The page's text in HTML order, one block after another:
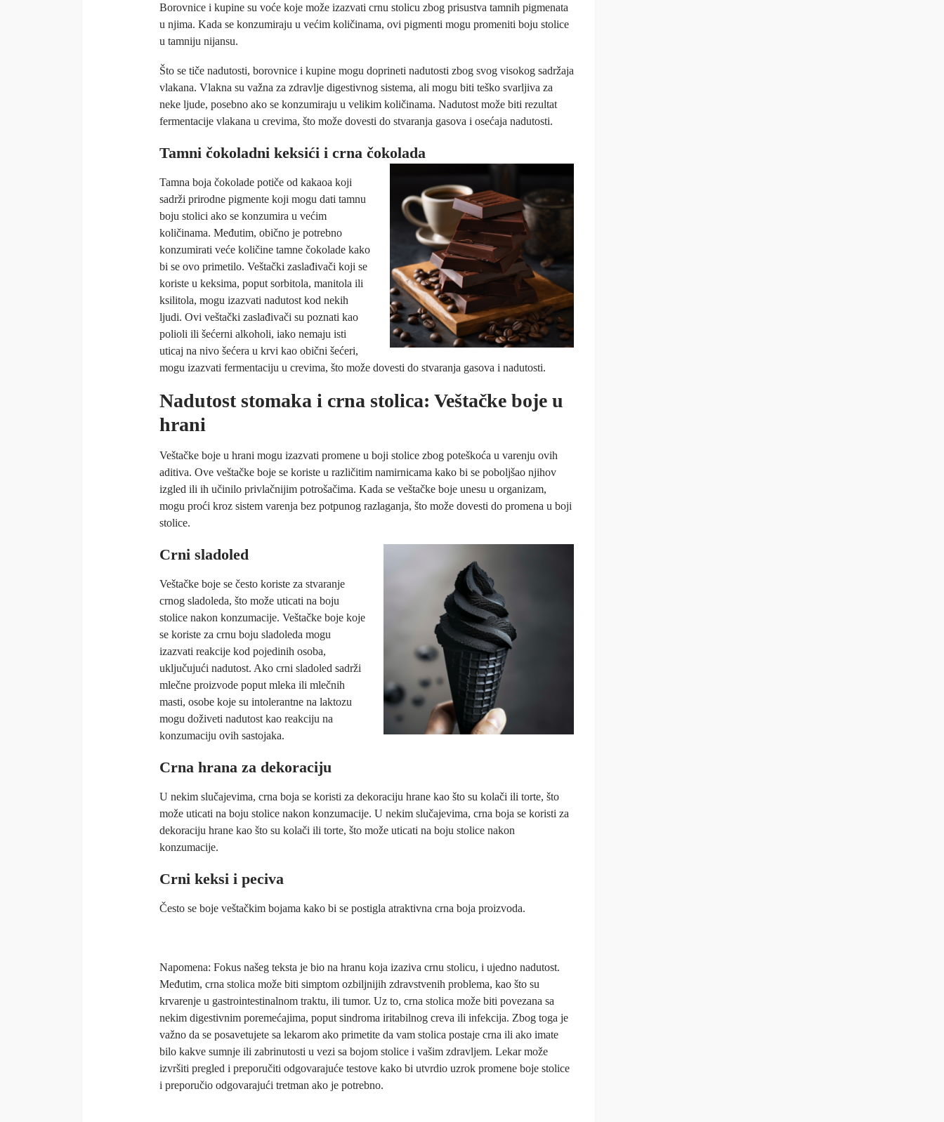
Borovnice i kupine su voće koje može izazvati crnu stolicu zbog prisustva tamnih pigmenata
u njima. Kada se konzumiraju u većim količinama, ovi pigmenti mogu promeniti boju stolice
u tamniju nijansu.
Što se tiče nadutosti, borovnice i kupine mogu doprineti nadutosti zbog svog visokog sadržaja
vlakana. Vlakna su važna za zdravlje digestivnog sistema, ali mogu biti teško svarljiva za
neke ljude, posebno ako se konzumiraju u velikim količinama. Nadutost može biti rezultat
fermentacije vlakana u crevima, što može dovesti do stvaranja gasova i osećaja nadutosti.
Tamni čokoladni keksići i crna čokolada
Tamna boja čokolade potiče od kakaoa koji
sadrži prirodne pigmente koji mogu dati tamnu
boju stolici ako se konzumira u većim
količinama. Međutim, obično je potrebno
konzumirati veće količine tamne čokolade kako
bi se ovo primetilo. Veštački zaslađivači koji se
koriste u keksima, poput sorbitola, manitola ili
ksilitola, mogu izazvati nadutost kod nekih
ljudi. Ovi veštački zaslađivači su poznati kao
polioli ili šećerni alkoholi, iako nemaju isti
uticaj na nivo šećera u krvi kao obični šećeri,
mogu izazvati fermentaciju u crevima, što može dovesti do stvaranja gasova i nadutosti.
Nadutost stomaka i crna stolica: Veštačke boje u
hrani
Veštačke boje u hrani mogu izazvati promene u boji stolice zbog poteškoća u varenju ovih
aditiva. Ove veštačke boje se koriste u različitim namirnicama kako bi se poboljšao njihov
izgled ili ih učinilo privlačnijim potrošačima. Kada se veštačke boje unesu u organizam,
mogu proći kroz sistem varenja bez potpunog razlaganja, što može dovesti do promena u boji
stolice.
Crni sladoled
Veštačke boje se često koriste za stvaranje
crnog sladoleda, što može uticati na boju
stolice nakon konzumacije. Veštačke boje koje
se koriste za crnu boju sladoleda mogu
izazvati reakcije kod pojedinih osoba,
uključujući nadutost. Ako crni sladoled sadrži
mlečne proizvode poput mleka ili mlečnih
masti, osobe koje su intolerantne na laktozu
mogu doživeti nadutost kao reakciju na
konzumaciju ovih sastojaka.
Crna hrana za dekoraciju
U nekim slučajevima, crna boja se koristi za dekoraciju hrane kao što su kolači ili torte, što
može uticati na boju stolice nakon konzumacije. U nekim slučajevima, crna boja se koristi za
dekoraciju hrane kao što su kolači ili torte, što može uticati na boju stolice nakon
konzumacije.
Crni keksi i peciva
Često se boje veštačkim bojama kako bi se postigla atraktivna crna boja proizvoda.
Napomena: Fokus našeg teksta je bio na hranu koja izaziva crnu stolicu, i ujedno nadutost.
Međutim, crna stolica može biti simptom ozbiljnijih zdravstvenih problema, kao što su
krvarenje u gastrointestinalnom traktu, ili tumor. Uz to, crna stolica može biti povezana sa
nekim digestivnim poremećajima, poput sindroma iritabilnog creva ili infekcija. Zbog toga je
važno da se posavetujete sa lekarom ako primetite da vam stolica postaje crna ili ako imate
bilo kakve sumnje ili zabrinutosti u vezi sa bojom stolice i vašim zdravljem. Lekar može
izvršiti pregled i preporučiti odgovarajuće testove kako bi utvrdio uzrok promene boje stolice
i preporučio odgovarajući tretman ako je potrebno.